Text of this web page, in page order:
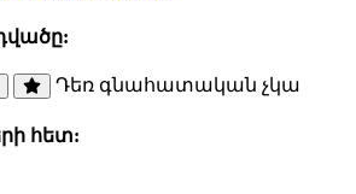
Դեռ գնահատական չկա
հետ: